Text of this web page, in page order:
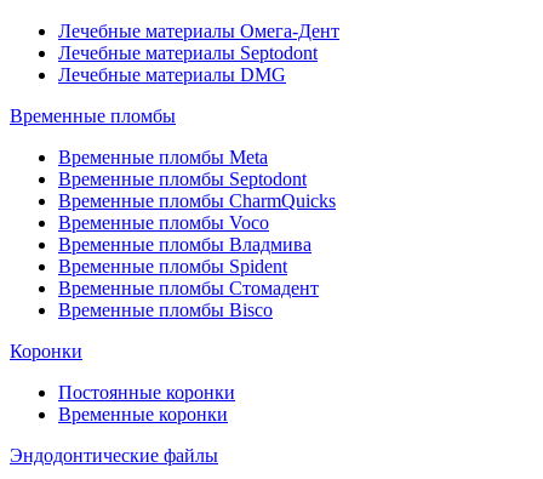
Лечебные материалы Омега-Дент
Лечебные материалы Septodont
Лечебные материалы DMG
Временные пломбы
Временные пломбы Meta
Временные пломбы Septodont
Временные пломбы CharmQuicks
Временные пломбы Voco
Временные пломбы Владмива
Временные пломбы Spident
Временные пломбы Стомадент
Временные пломбы Bisco
Коронки
Постоянные коронки
Временные коронки
Эндодонтические файлы